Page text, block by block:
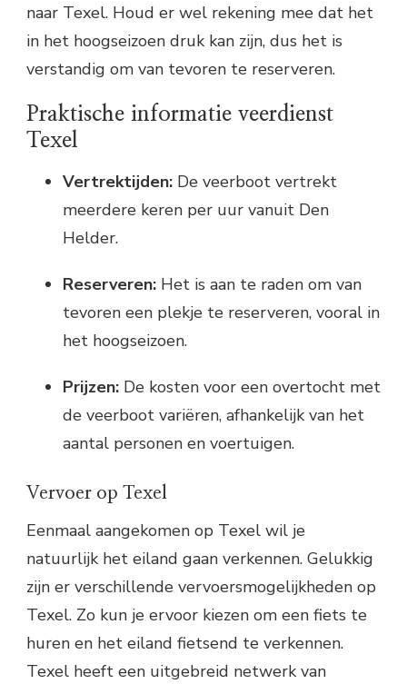
naar Texel. Houd er wel rekening mee dat het
in het hoogseizoen druk kan zijn, dus het is
verstandig om van tevoren te reserveren.
Praktische informatie veerdienst
Texel
Vertrektijden: De veerboot vertrekt
meerdere keren per uur vanuit Den
Helder.
Reserveren: Het is aan te raden om van
tevoren een plekje te reserveren, vooral in
het hoogseizoen.
Prijzen: De kosten voor een overtocht met
de veerboot variëren, afhankelijk van het
aantal personen en voertuigen.
Vervoer op Texel
Eenmaal aangekomen op Texel wil je
natuurlijk het eiland gaan verkennen. Gelukkig
zijn er verschillende vervoersmogelijkheden op
Texel. Zo kun je ervoor kiezen om een fiets te
huren en het eiland fietsend te verkennen.
Texel heeft een uitgebreid netwerk van